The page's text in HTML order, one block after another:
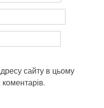
сайту в цьому